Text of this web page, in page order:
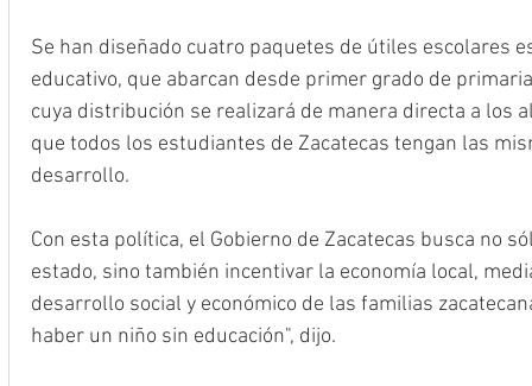
Se han diseñado cuatro paquetes de útiles escolares
educativo, que abarcan desde primer grado de
cuya distribución se realizará de manera directa a los
que todos los estudiantes de Zacatecas tengan las
desarrollo.
Con esta política, el Gobierno de Zacatecas busca no
estado, sino también incentivar la economía local,
desarrollo social y económico de las familias
haber un niño sin educación", dijo.